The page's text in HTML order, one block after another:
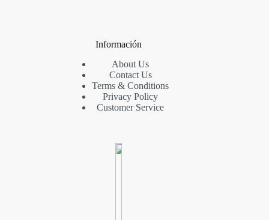
Información
About Us
Contact Us
Terms & Conditions
Privacy Policy
Customer Service